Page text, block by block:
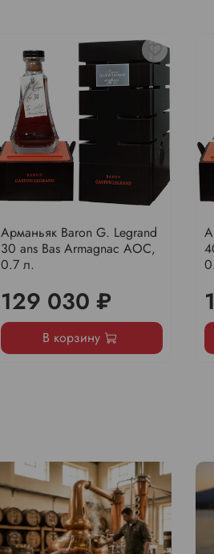
Арманьяк Baron G. Legrand
30 ans Bas Armagnac AOC,
0.7 л.
129 030 ₽
В корзину